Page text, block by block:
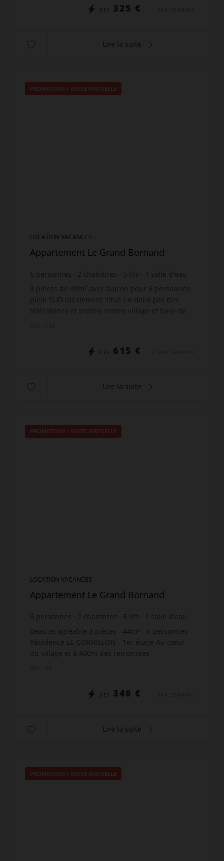
DÈS 325 € / PAR SEMAINE
Lire la suite
PROMOTION / VISITE VIRTUELLE
LOCATION VACANCES
Appartement Le Grand Bornand
6 personnes 2 chambres 5 lits
salle d'eau
3 pièces de 48m² avec balcon pour 6 personnes
plein SUD idéalement situé ! A deux pas des
télécabines et proche centre village et base de
DÈS 615 € / PAR SEMAINE
Lire la suite
PROMOTION / VISITE VIRTUELLE
LOCATION VACANCES
Appartement Le Grand Bornand
6 personnes 2 chambres 5 lits
salle d'eau
Beau et agréable 3 pièces - 44m² - 6 personnes
Résidence LE CORNILLON - 1er étage Au cœur
du village et à 400m des remontées
DÈS 346 € / PAR SEMAINE
Lire la suite
PROMOTION / VISITE VIRTUELLE